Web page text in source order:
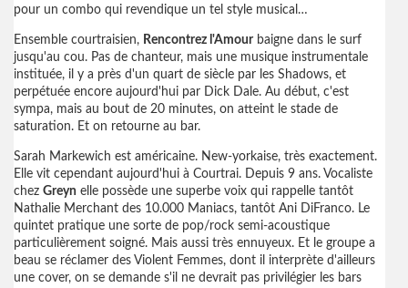
pour un combo qui revendique un tel style musical…
Ensemble courtraisien, Rencontrez l'Amourbaigne dans le surf
jusqu'au cou. Pas de chanteur, mais une musique instrumentale
instituée, il y a près d'un quart de siècle par les Shadows, et
perpétuée encore aujourd'hui par Dick Dale. Au début, c'est
sympa, mais au bout de 20 minutes, on atteint le stade de
saturation. Et on retourne au bar.
Sarah Markewich est américaine. New-yorkaise, très exactement.
Elle vit cependant aujourd'hui à Courtrai. Depuis 9 ans. Vocaliste
chez Greyn elle possède une superbe voix qui rappelle tantôt
Nathalie Merchant des 10.000 Maniacs, tantôt Ani DiFranco. Le
quintet pratique une sorte de pop/rock semi-acoustique
particulièrement soigné. Mais aussi très ennuyeux. Et le groupe a
beau se réclamer des Violent Femmes, dont il interprète d'ailleurs
une cover, on se demande s'il ne devrait pas privilégier les bars